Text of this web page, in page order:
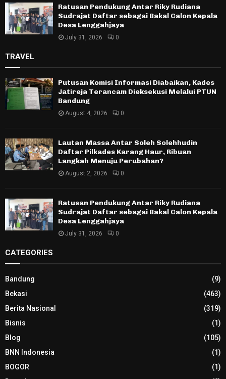
Ratusan Pendukung Antar Riky Rudiana
Sudrajat Daftar sebagai Bakal Calon Kepala
Desa Lenggahjaya
July 31, 2026 0
TRAVEL
Putusan Komisi Informasi Diabaikan, Kades
Jatireja Terancam Dieksekusi Melalui PTUN
Bandung
August 4, 2026 0
Lautan Massa Antar Soleh Solehhudin
Daftar Pilkades Karang Haur, Ribuan
Langkah Menuju Perubahan?
August 2, 2026 0
Ratusan Pendukung Antar Riky Rudiana
Sudrajat Daftar sebagai Bakal Calon Kepala
Desa Lenggahjaya
July 31, 2026 0
CATEGORIES
Bandung
(9)
Bekasi
(463)
Berita Nasional
(319)
Bisnis
(1)
Blog
(105)
BNN Indonesia
(1)
BOGOR
(1)